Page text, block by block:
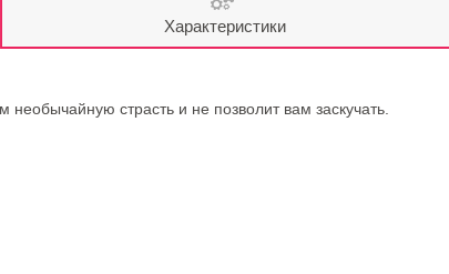
Характеристики
страсть и не позволит вам заскучать.